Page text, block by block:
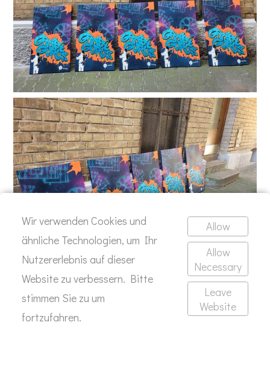
Wir verwenden Cookies und
ähnliche Technologien, um Ihr
Nutzererlebnis auf dieser
Website zu verbessern. Bitte
stimmen Sie zu um
fortzufahren.
Allow
Allow
Necessary
Leave
Website